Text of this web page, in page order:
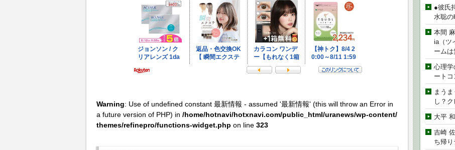
Warning: Use of undefined constant 最新情報 - assumed '最新情報' (this will throw an Error in
a future version of PHP) in /home/hotnavi/hotxnavi.com/public_html/uranews/wp-content/
themes/refinepro/functions-widget.php on line 323
●彼氏
水聡
本間
ia（ツ
ームは
心理学
ート
まう
し？
大平
吉崎
ち帰